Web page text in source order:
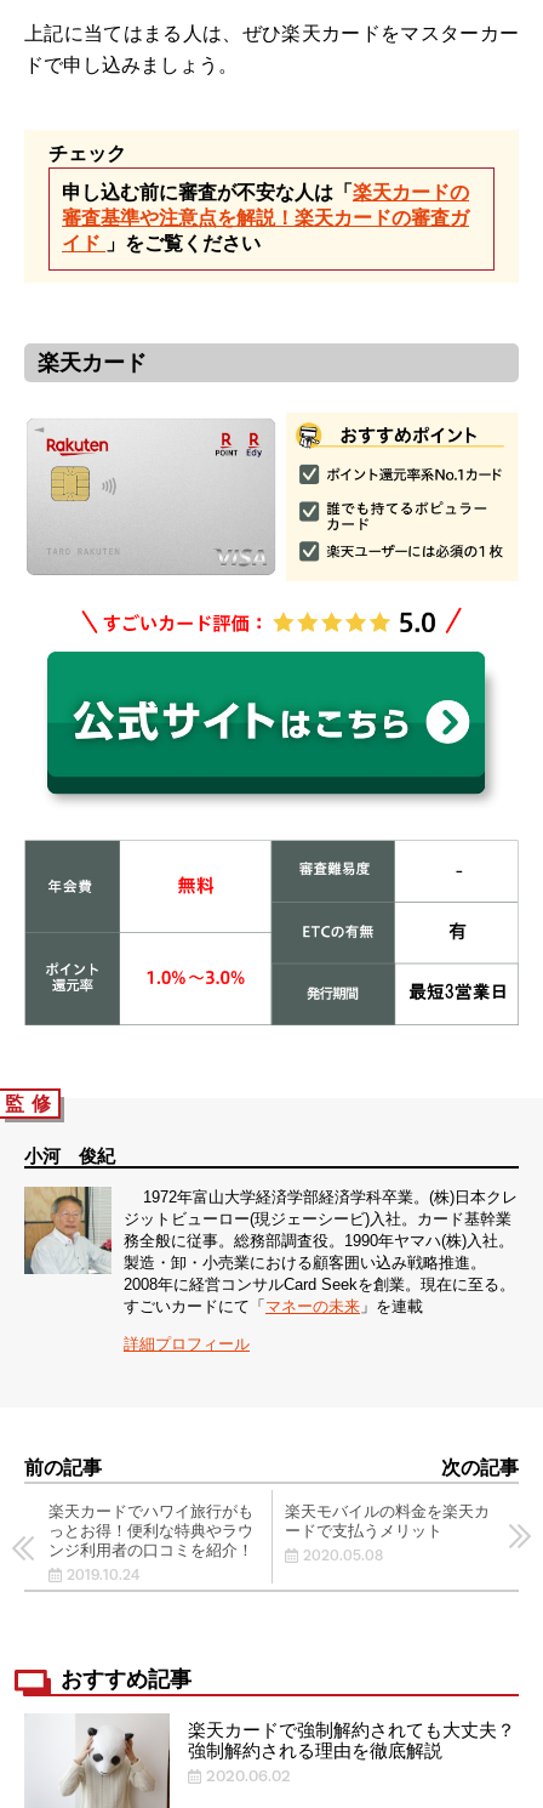
上記に当てはまる人は、ぜひ楽天カードをマスターカー
ドで申し込みましょう。
チェック
申し込む前に審査が不安な人は「 楽天カードの
審査基準や注意点を解説！楽天カードの審査ガ
イド 」をご覧ください
楽天カード
監 修
小河 俊紀
1972年富山大学経済学部経済学科卒業。(株)日本クレ
ジットビューロー(現ジェーシービ)入社。カード基幹業
務全般に従事。総務部調査役。1990年ヤマハ(株)入社。
製造・卸・小売業における顧客囲い込み戦略推進。
2008年に経営コンサルCard Seekを創業。現在に至る。
すごいカードにて「マネーの未来 」を連載
詳細プロフィール
前の記事 次の記事
楽天カードでハワイ旅行がも
っとお得！便利な特典やラウ
ンジ利用者の口コミを紹介！
2019.10.24
楽天モバイルの料金を楽天カ
ードで支払うメリット
2020.05.08
おすすめ記事
楽天カードで強制解約されても大丈夫？
強制解約される理由を徹底解説
2020.06.02